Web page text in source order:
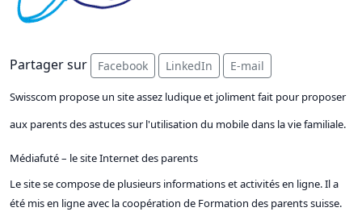
Partager sur Facebook LinkedIn E-mail
Swisscom propose un site assez ludique et joliment fait pour proposer
aux parents des astuces sur l'utilisation du mobile dans la vie familiale.
Médiafuté – le site Internet des parents
Le site se compose de plusieurs informations et activités en ligne. Il a
été mis en ligne avec la coopération de Formation des parents suisse.